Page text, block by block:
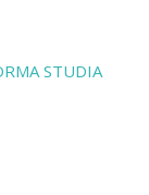
STUDIA